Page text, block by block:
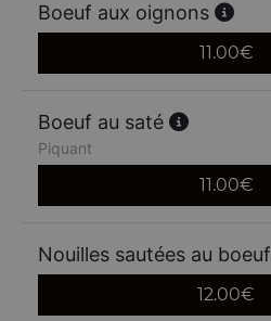
Boeuf aux oignons
11.00€
Boeuf au saté
Piquant
11.00€
Nouilles sautées au boeuf
12.00€